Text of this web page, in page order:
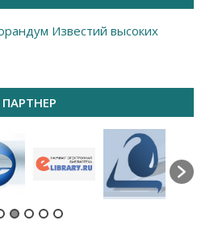
Известий высоких
ПАРТНЕР